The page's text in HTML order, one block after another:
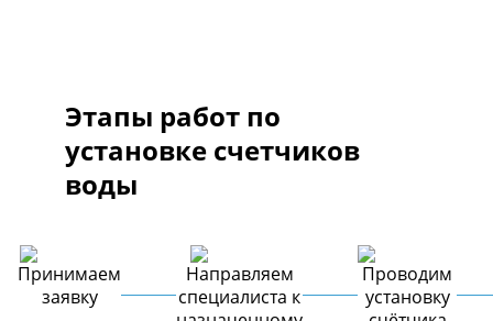
Этапы работ по
установке счетчиков
воды
Принимаем
заявку
Направляем
специалиста к
Проводим
установку